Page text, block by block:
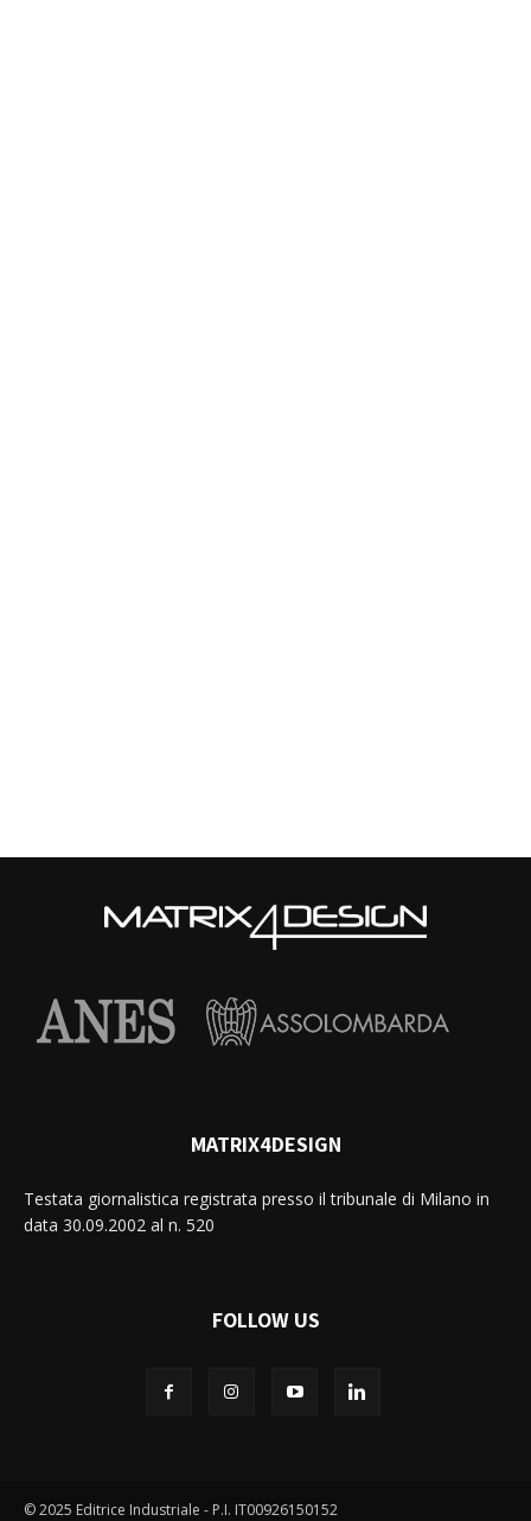
MATRIX4DESIGN
Testata giornalistica registrata presso il tribunale di Milano in
data 30.09.2002 al n. 520
FOLLOW US
© 2025 Editrice Industriale - P.I. IT00926150152